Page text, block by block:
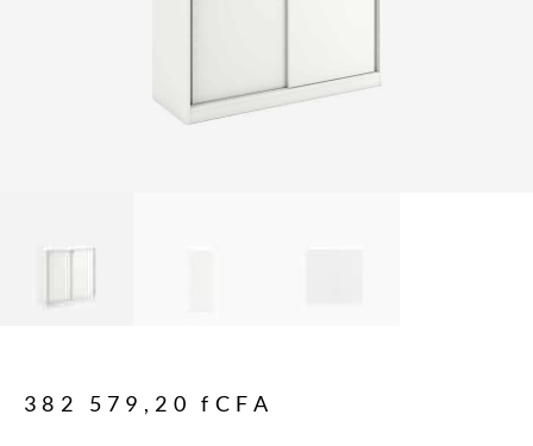
382 579,20fCFA